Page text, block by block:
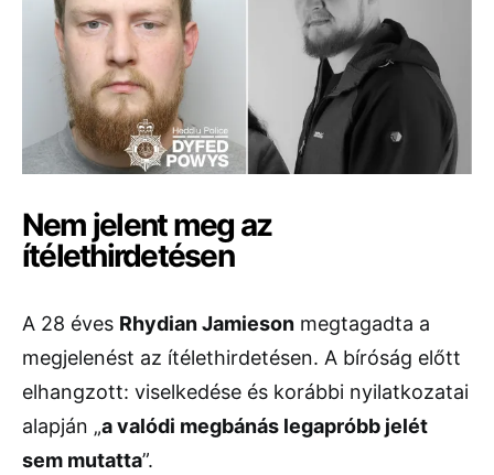
Nem jelent meg az
ítélethirdetésen
A 28 éves Rhydian Jamieson megtagadta a
megjelenést az ítélethirdetésen. A bíróság előtt
elhangzott: viselkedése és korábbi nyilatkozatai
alapján „a valódi megbánás legapróbb jelét
sem mutatta”.